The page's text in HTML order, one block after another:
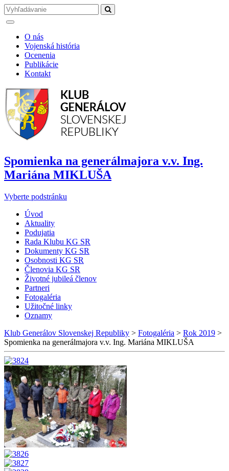
O nás
Vojenská história
Ocenenia
Publikácie
Kontakt
Spomienka na generálmajora v.v. Ing.
Mariána MIKLUŠA
Vyberte podstránku
Úvod
Aktuality
Podujatia
Rada Klubu KG SR
Dokumenty KG SR
Osobnosti KG SR
Členovia KG SR
Životné jubileá členov
Partneri
Fotogaléria
Užitočné linky
Oznamy
Klub Generálov Slovenskej Republiky > Fotogaléria > Rok 2019 >
Spomienka na generálmajora v.v. Ing. Mariána MIKLUŠA